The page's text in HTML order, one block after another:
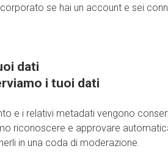
se hai un account e sei
dati
i tuoi dati
e i relativi metadati vengono
riconoscere e approvare
in una coda di moderazione.